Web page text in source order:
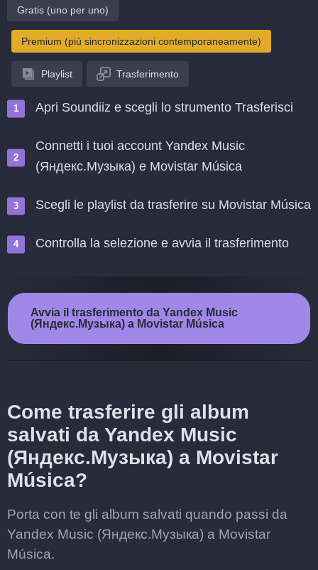
Gratis (uno per uno)
Premium (più sincronizzazioni contemporaneamente)
Playlist Trasferimento
Apri Soundiiz e scegli lo strumento Trasferisci
Connetti i tuoi account Yandex Music
(Яндекс.Музыка) e Movistar Música
Scegli le playlist da trasferire su Movistar Música
Controlla la selezione e avvia il trasferimento
Avvia il trasferimento da Yandex Music
(Яндекс.Музыка) a Movistar Música
Come trasferire gli album
salvati da Yandex Music
(Яндекс.Музыка) a Movistar
Música?
Porta con te gli album salvati quando passi da
Yandex Music (Яндекс.Музыка) a Movistar
Música.